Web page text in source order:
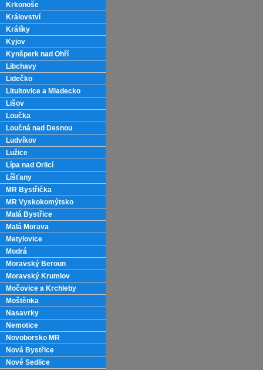
Krkonoše
Království
Králíky
Kyjov
Kynšperk nad Ohří
Libchavy
Lidečko
Litultovice a Mladecko
Lišov
Loučka
Loučná nad Desnou
Ludvíkov
Lužice
Lípa nad Orlicí
Líšťany
MR Bystřička
MR Vyskokomýtsko
Malá Bystřice
Malá Morava
Metylovice
Modrá
Moravský Beroun
Moravský Krumlov
Močovice a Krchleby
Moštěnka
Nasavrky
Nemotice
Novoborsko MR
Nová Bystřice
Nové Sedlice